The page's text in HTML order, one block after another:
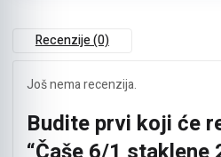
Recenzije (0)
Još nema recenzija.
Budite prvi koji će